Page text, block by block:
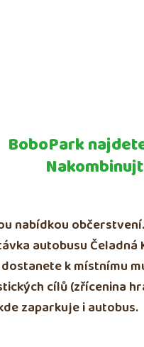
BoboPark
nabídkou
autobusu Čeladná
k místnímu
cílů (zřícenina
zaparkuje i autobus.